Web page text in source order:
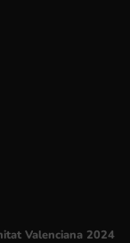
Valenciana 2024